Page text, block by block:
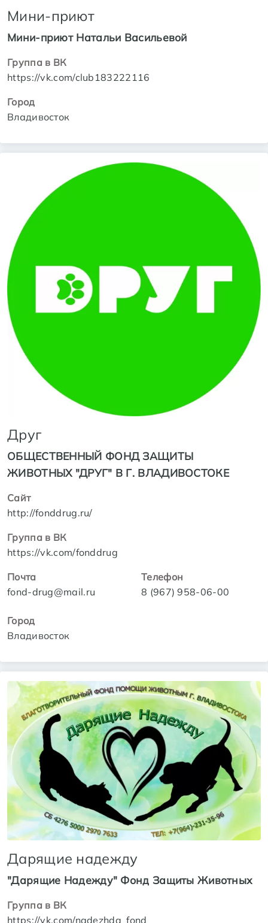
Мини-приют
Мини-приют Натальи Васильевой
Группа в ВК
https://vk.com/club183222116
Город
Владивосток
Друг
ОБЩЕСТВЕННЫЙ ФОНД ЗАЩИТЫ
ЖИВОТНЫХ "ДРУГ" В Г. ВЛАДИВОСТОКЕ
Сайт
http://fonddrug.ru/
Группа в ВК
https://vk.com/fonddrug
Почта
fond-drug@mail.ru
Телефон
8 (967) 958-06-00
Город
Владивосток
Дарящие надежду
"Дарящие Надежду" Фонд Защиты Животных
Группа в ВК
https://vk.com/nadezhda_fond